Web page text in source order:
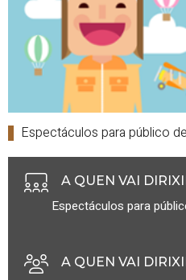
Espectáculos para público
A QUEN VAI
Espectáculos para
A QUEN VAI